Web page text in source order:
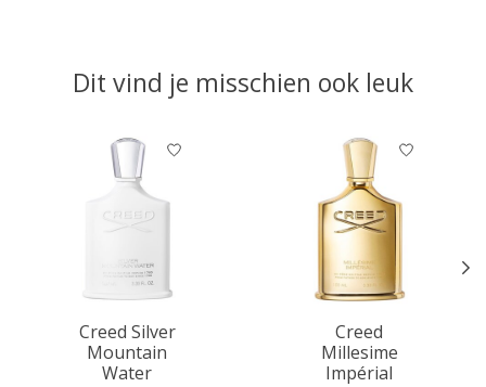
Dit vind je misschien ook leuk
Items van productcarrousel
Creed Silver
Mountain
Water
Creed
Millesime
Impérial